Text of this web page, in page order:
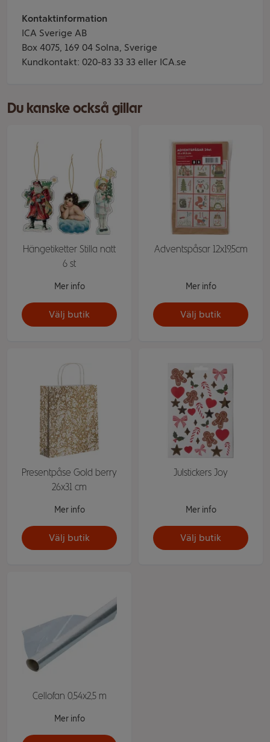
Kontaktinformation
ICA Sverige AB
Box 4075, 169 04 Solna, Sverige
Kundkontakt: 020-83 33 33 eller ICA.se
Du kanske också gillar
Hängetiketter Stilla natt
6 st
Mer info
Välj butik
Adventspåsar 12x19,5cm
Mer info
Välj butik
Presentpåse Gold berry
26x31 cm
Mer info
Välj butik
Julstickers Joy
Mer info
Välj butik
Cellofan 0,54x2,5 m
Mer info